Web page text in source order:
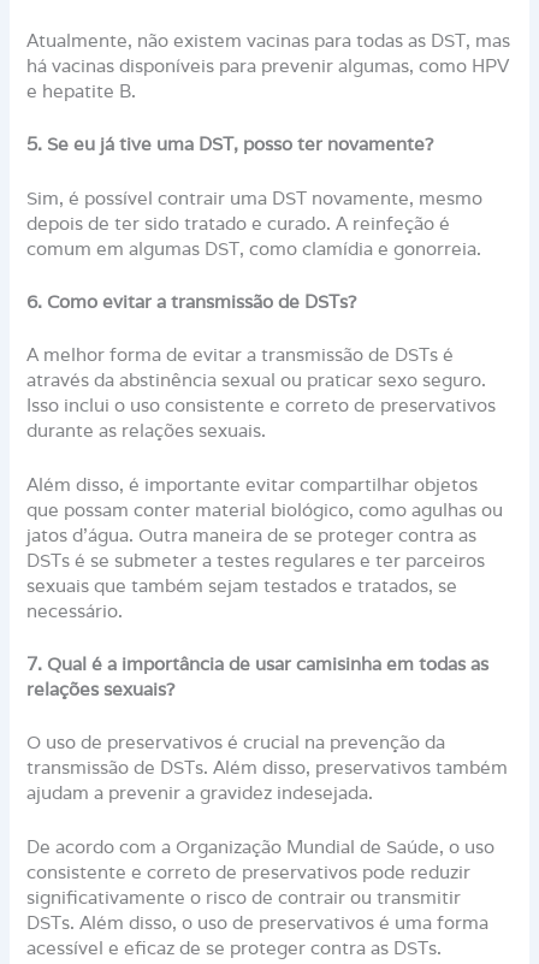
Atualmente, não existem vacinas para todas as DST, mas
há vacinas disponíveis para prevenir algumas, como HPV
e hepatite B.
5. Se eu já tive uma DST, posso ter novamente?
Sim, é possível contrair uma DST novamente, mesmo
depois de ter sido tratado e curado. A reinfeção é
comum em algumas DST, como clamídia e gonorreia.
6. Como evitar a transmissão de DSTs?
A melhor forma de evitar a transmissão de DSTs é
através da abstinência sexual ou praticar sexo seguro.
Isso inclui o uso consistente e correto de preservativos
durante as relações sexuais.
Além disso, é importante evitar compartilhar objetos
que possam conter material biológico, como agulhas ou
jatos d’água. Outra maneira de se proteger contra as
DSTs é se submeter a testes regulares e ter parceiros
sexuais que também sejam testados e tratados, se
necessário.
7. Qual é a importância de usar camisinha em todas as
relações sexuais?
O uso de preservativos é crucial na prevenção da
transmissão de DSTs. Além disso, preservativos também
ajudam a prevenir a gravidez indesejada.
De acordo com a Organização Mundial de Saúde, o uso
consistente e correto de preservativos pode reduzir
significativamente o risco de contrair ou transmitir
DSTs. Além disso, o uso de preservativos é uma forma
acessível e eficaz de se proteger contra as DSTs.